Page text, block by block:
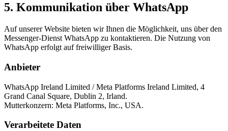
5. Kommunikation über WhatsApp
Auf unserer Website bieten wir Ihnen die Möglichkeit, uns über den
Messenger-Dienst WhatsApp zu kontaktieren. Die Nutzung von
WhatsApp erfolgt auf freiwilliger Basis.
Anbieter
WhatsApp Ireland Limited / Meta Platforms Ireland Limited, 4
Grand Canal Square, Dublin 2, Irland.
Mutterkonzern: Meta Platforms, Inc., USA.
Verarbeitete Daten